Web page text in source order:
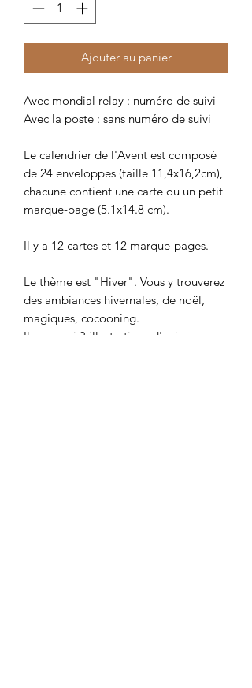
Ajouter au panier
Avec mondial relay : numéro de suivi
Avec la poste : sans numéro de suivi
Le calendrier de l'Avent est composé
de 24 enveloppes (taille 11,4x16,2cm),
chacune contient une carte ou un petit
marque-page (5.1x14.8 cm).
Il y a 12 cartes et 12 marque-pages.
Le thème est "Hiver". Vous y trouverez
des ambiances hivernales, de noël,
magiques, cocooning.
Il y a aussi 3 illustrations d'univers